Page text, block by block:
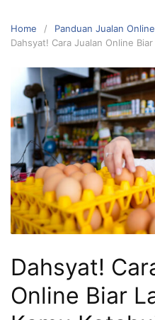
Home
Panduan Jualan Online
Dahsyat! Cara Jualan Online
Dahsyat!
Online Biar